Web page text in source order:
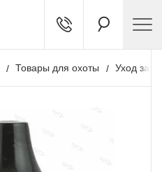
Товары для охоты Уход за